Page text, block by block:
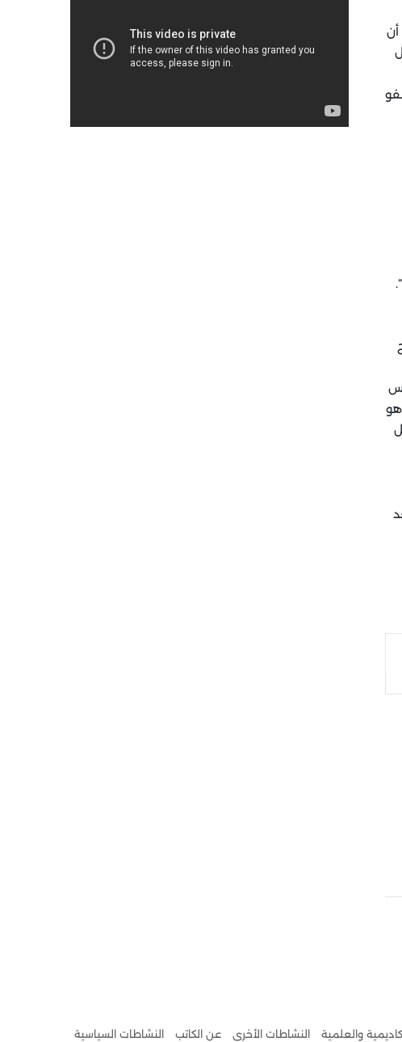
أن
والعلمية النشاطات الأخرى عن الكاتب النشاطات السياسية